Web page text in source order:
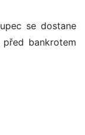
se dostane
bankrotem